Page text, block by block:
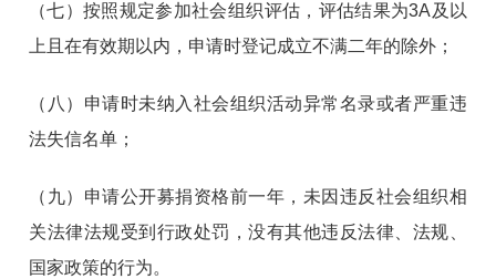
（七）按照规定参加社会组织评估，评估结果为3A及以
上且在有效期以内，申请时登记成立不满二年的除外；
（八）申请时未纳入社会组织活动异常名录或者严重违
法失信名单；
（九）申请公开募捐资格前一年，未因违反社会组织相
关法律法规受到行政处罚，没有其他违反法律、法规、
国家政策的行为。